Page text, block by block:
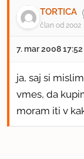
TORTICA
član od 2002
7. mar 2008 17:52
ja, saj si
vmes, da
moram iti v